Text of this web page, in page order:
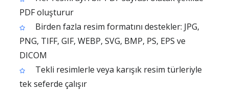
PDF oluşturur
Birden fazla resim formatını destekler: JPG,
PNG, TIFF, GIF, WEBP, SVG, BMP, PS, EPS ve
DICOM
Tekli resimlerle veya karışık resim türleriyle
tek seferde çalışır